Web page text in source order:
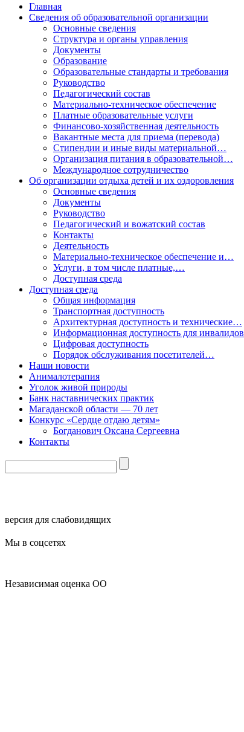
Главная
Сведения об образовательной организации
Основные сведения
Структура и органы управления
Документы
Образование
Образовательные стандарты и требования
Руководство
Педагогический состав
Материально-техническое обеспечение
Платные образовательные услуги
Финансово-хозяйственная деятельность
Вакантные места для приема (перевода)
Стипендии и иные виды материальной…
Организация питания в образовательной…
Международное сотрудничество
Об организации отдыха детей и их оздоровления
Основные сведения
Документы
Руководство
Педагогический и вожатский состав
Контакты
Деятельность
Материально-техническое обеспечение и…
Услуги, в том числе платные,…
Доступная среда
Доступная среда
Общая информация
Транспортная доступность
Архитектурная доступность и технические…
Информационная доступность для инвалидов
Цифровая доступность
Порядок обслуживания посетителей…
Наши новости
Анималотерапия
Уголок живой природы
Банк наставнических практик
Магаданской области — 70 лет
Конкурс «Сердце отдаю детям»
Богданович Оксана Сергеевна
Контакты
версия для слабовидящих
Мы в соцсетях
Независимая оценка ОО